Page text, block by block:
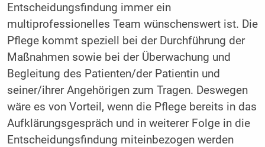
Entscheidungsfindung immer ein
multiprofessionelles Team wünschenswert ist. Die
Pflege kommt speziell bei der Durchführung der
Maßnahmen sowie bei der Überwachung und
Begleitung des Patienten/der Patientin und
seiner/ihrer Angehörigen zum Tragen. Deswegen
wäre es von Vorteil, wenn die Pflege bereits in das
Aufklärungsgespräch und in weiterer Folge in die
Entscheidungsfindung miteinbezogen werden